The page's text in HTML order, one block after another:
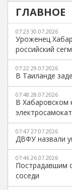
ГЛАВНОЕ
07:23 30.07.2026
Уроженец
российский
07:22 29.07.2026
В Таиланде
07:48 28.07.2026
В Хабаровском
07:47 27.07.2026
ДВФУ назвали
07:46 26.07.2026
Пострадавшим
соседи